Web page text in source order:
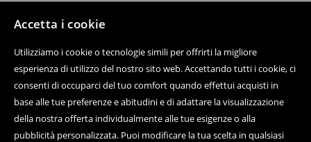
Accetta i cookie
Utilizziamo i cookie o tecnologie simili per offrirti la migliore
esperienza di utilizzo del nostro sito web. Accettando tutti i cookie, ci
consenti di occuparci del tuo comfort quando effettui acquisti in
base alle tue preferenze e abitudini e di adattare la visualizzazione
della nostra offerta individualmente alle tue esigenze o alla
pubblicità personalizzata. Puoi modificare la tua scelta in qualsiasi
Scopri di più su House
Aiuto e contatto